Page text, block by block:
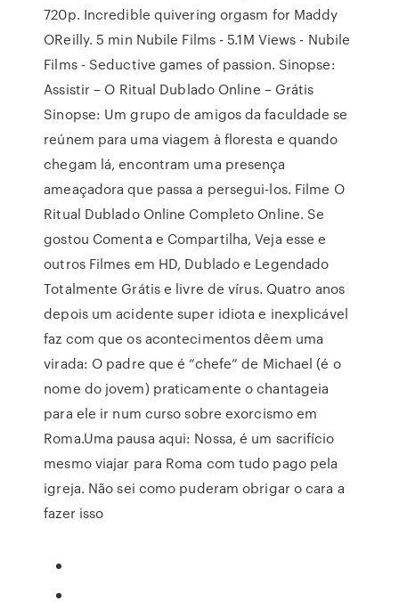
720p. Incredible quivering orgasm for Maddy
OReilly. 5 min Nubile Films - 5.1M Views - Nubile
Films - Seductive games of passion. Sinopse:
Assistir – O Ritual Dublado Online – Grátis
Sinopse: Um grupo de amigos da faculdade se
reúnem para uma viagem à floresta e quando
chegam lá, encontram uma presença
ameaçadora que passa a persegui-los. Filme O
Ritual Dublado Online Completo Online. Se
gostou Comenta e Compartilha, Veja esse e
outros Filmes em HD, Dublado e Legendado
Totalmente Grátis e livre de vírus. Quatro anos
depois um acidente super idiota e inexplicável
faz com que os acontecimentos dêem uma
virada: O padre que é “chefe” de Michael (é o
nome do jovem) praticamente o chantageia
para ele ir num curso sobre exorcismo em
Roma.Uma pausa aqui: Nossa, é um sacrifício
mesmo viajar para Roma com tudo pago pela
igreja. Não sei como puderam obrigar o cara a
fazer isso